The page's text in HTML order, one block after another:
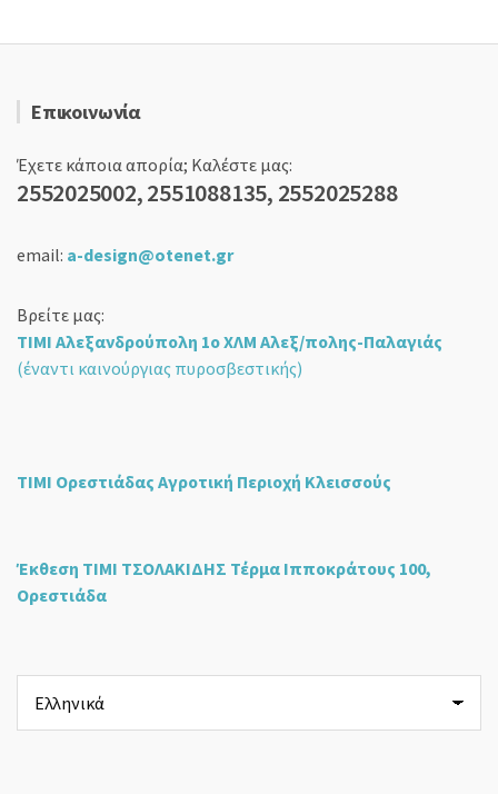
Επικοινωνία
Έχετε κάποια απορία; Καλέστε μας:
2552025002, 2551088135, 2552025288
email: a-design@otenet.gr
Βρείτε μας:
ΤΙΜΙ Αλεξανδρούπολη 1ο ΧΛΜ Αλεξ/πολης-Παλαγιάς
(έναντι καινούργιας πυροσβεστικής)
ΤΙΜΙ Ορεστιάδας Αγροτική Περιοχή Κλεισσούς
Έκθεση ΤΙΜΙ ΤΣΟΛΑΚΙΔΗΣ Τέρμα Ιπποκράτους 100,
Ορεστιάδα
μια
γλώσσα